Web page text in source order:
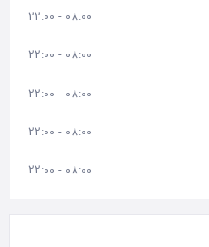
08:00 - 22:00
08:00 - 22:00
08:00 - 22:00
08:00 - 22:00
08:00 - 22:00